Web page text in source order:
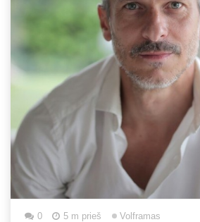
0 5 m prieš Volframas